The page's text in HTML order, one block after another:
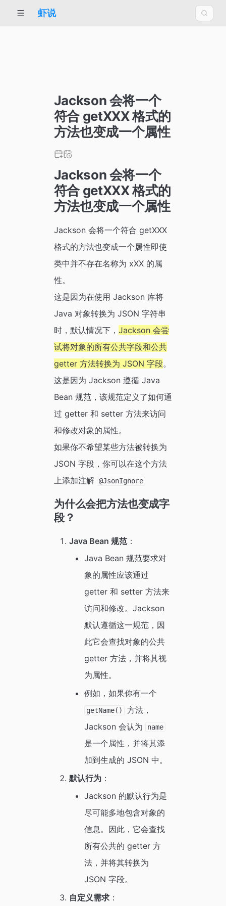
虾说
Jackson 会将一个
符合 getXXX 格式的
方法也变成一个属性
Jackson 会将一个
符合 getXXX 格式的
方法也变成一个属性
Jackson 会将一个符合 getXXX
格式的方法也变成一个属性即使
类中并不存在名称为 xXX 的属
性。
这是因为在使用 Jackson 库将
Java 对象转换为 JSON 字符串
时，默认情况下， Jackson 会尝
试将对象的所有公共字段和公共
getter 方法转换为 JSON 字段。
这是因为 Jackson 遵循 Java
Bean 规范，该规范定义了如何通
过 getter 和 setter 方法来访问
和修改对象的属性。
如果你不希望某些方法被转换为
JSON 字段，你可以在这个方法
上添加注解 @JsonIgnore
为什么会把方法也变成字
段？
Java Bean 规范：
Java Bean 规范要求对
象的属性应该通过
getter 和 setter 方法来
访问和修改。Jackson
默认遵循这一规范，因
此它会查找对象的公共
getter 方法，并将其视
为属性。
例如，如果你有一个
getName()
方法，
Jackson 会认为
name
是一个属性，并将其添
加到生成的 JSON 中。
默认行为：
Jackson 的默认行为是
尽可能多地包含对象的
信息。因此，它会查找
所有公共的 getter 方
法，并将其转换为
JSON 字段。
自定义需求：